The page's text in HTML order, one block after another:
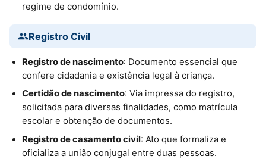
regime de condomínio.
Registro Civil
Registro de nascimento: Documento essencial que
confere cidadania e existência legal à criança.
Certidão de nascimento: Via impressa do registro,
solicitada para diversas finalidades, como matrícula
escolar e obtenção de documentos.
Registro de casamento civil: Ato que formaliza e
oficializa a união conjugal entre duas pessoas.